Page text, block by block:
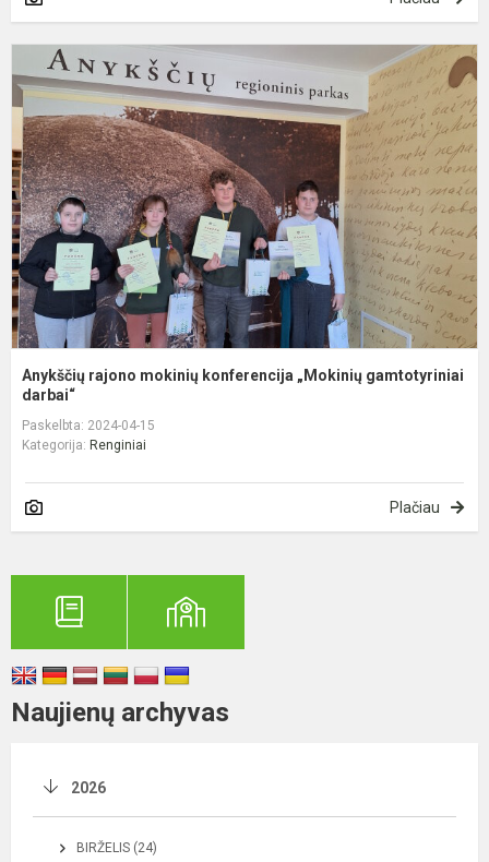
Anykščių rajono mokinių konferencija „Mokinių gamtotyriniai
darbai“
Paskelbta: 2024-04-15
Kategorija: Renginiai
Plačiau
Naujienų archyvas
2026
BIRŽELIS (24)